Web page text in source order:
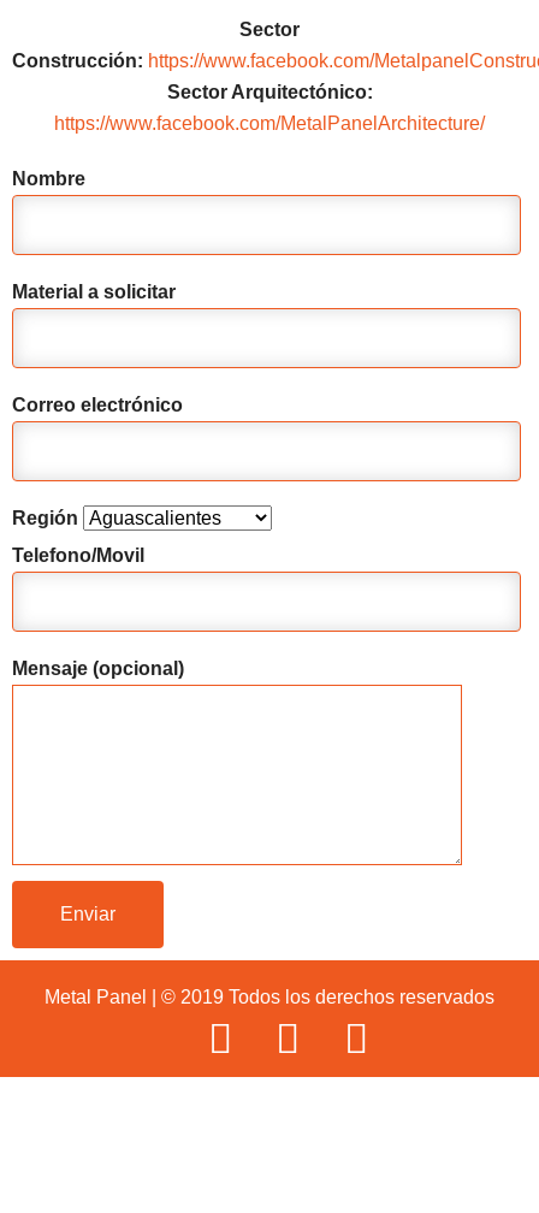
Sector
Construcción: https://www.facebook.com/
Sector Arquitectónico:
https://www.facebook.com/MetalPanelArchitecture/
Nombre
Material a solicitar
Correo electrónico
Región
Telefono/Movil
Mensaje (opcional)
Metal Panel | © 2019 Todos los derechos reservados